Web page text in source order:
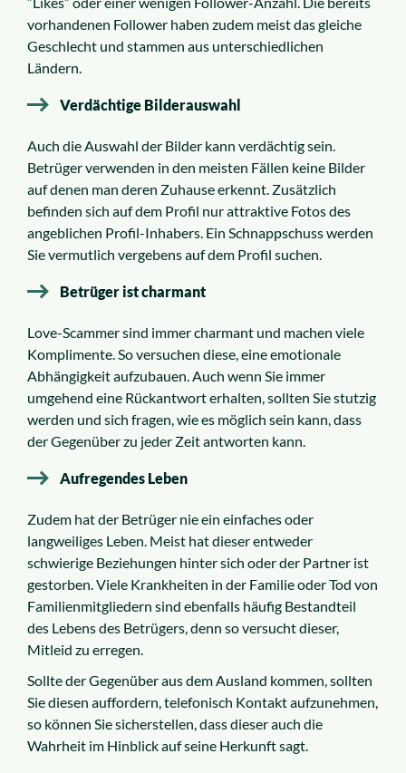
vorhandenen Follower haben zudem meist das gleiche
Geschlecht und stammen aus unterschiedlichen
Ländern.
Verdächtige Bilderauswahl
Auch die Auswahl der Bilder kann verdächtig sein.
Betrüger verwenden in den meisten Fällen keine Bilder
auf denen man deren Zuhause erkennt. Zusätzlich
befinden sich auf dem Profil nur attraktive Fotos des
angeblichen Profil-Inhabers. Ein Schnappschuss werden
Sie vermutlich vergebens auf dem Profil suchen.
Betrüger ist charmant
Love-Scammer sind immer charmant und machen viele
Komplimente. So versuchen diese, eine emotionale
Abhängigkeit aufzubauen. Auch wenn Sie immer
umgehend eine Rückantwort erhalten, sollten Sie stutzig
werden und sich fragen, wie es möglich sein kann, dass
der Gegenüber zu jeder Zeit antworten kann.
Aufregendes Leben
Zudem hat der Betrüger nie ein einfaches oder
langweiliges Leben. Meist hat dieser entweder
schwierige Beziehungen hinter sich oder der Partner ist
gestorben. Viele Krankheiten in der Familie oder Tod von
Familienmitgliedern sind ebenfalls häufig Bestandteil
des Lebens des Betrügers, denn so versucht dieser,
Mitleid zu erregen.
Sollte der Gegenüber aus dem Ausland kommen, sollten
Sie diesen auffordern, telefonisch Kontakt aufzunehmen,
so können Sie sicherstellen, dass dieser auch die
Wahrheit im Hinblick auf seine Herkunft sagt.